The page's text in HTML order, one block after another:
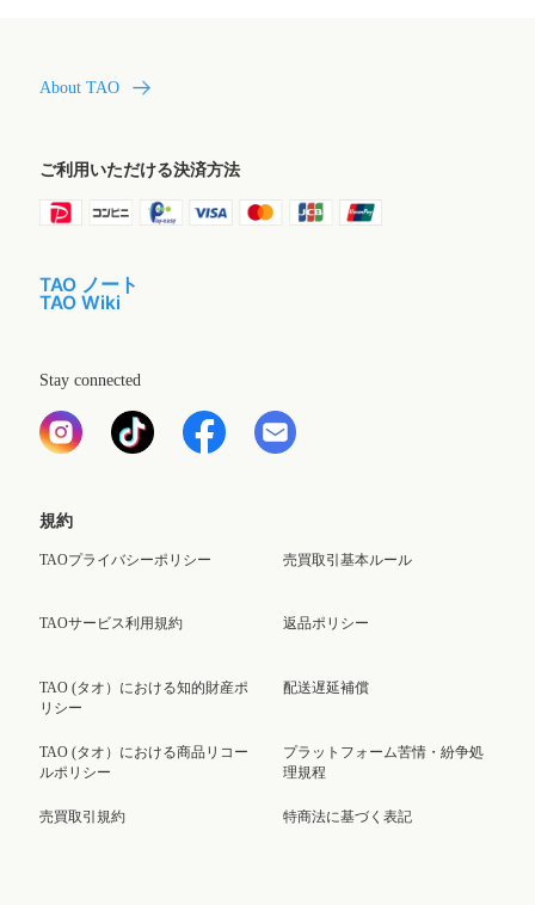
About TAO
ご利用いただける決済方法
TAO ノート
TAO Wiki
Stay connected
規約
TAOプライバシーポリシー
TAOサービス利用規約
TAO (タオ）における知的財産ポ
リシー
TAO (タオ）における商品リコー
ルポリシー
売買取引規約
売買取引基本ルール
返品ポリシー
配送遅延補償
プラットフォーム苦情・紛争処
理規程
特商法に基づく表記